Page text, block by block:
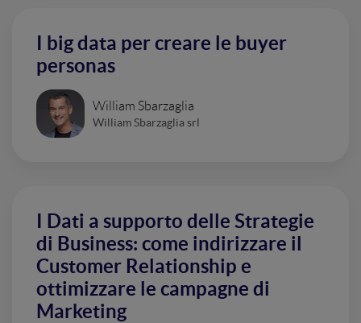
I big data per creare le buyer
personas
William Sbarzaglia
William Sbarzaglia srl
I Dati a supporto delle Strategie
di Business: come indirizzare il
Customer Relationship e
ottimizzare le campagne di
Marketing